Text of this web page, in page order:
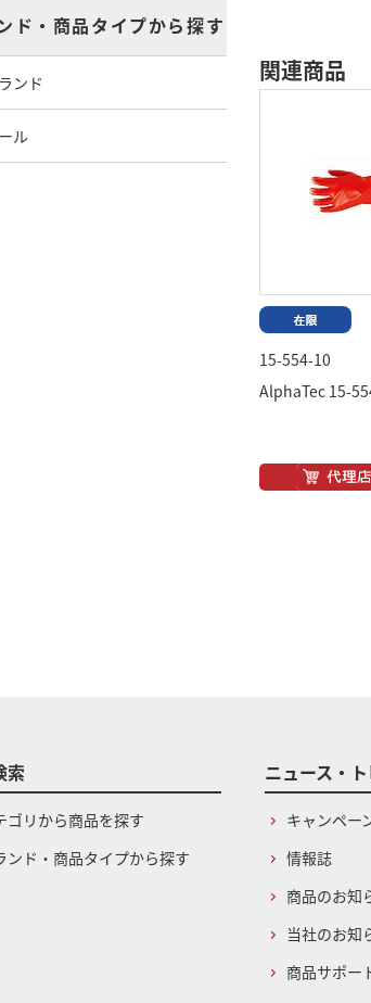
関連商品
15-554-10
AlphaTec 15-
ド・商品タイプから探す
ンド
ル
索
ゴリから商品を探す
ンド・商品タイプから探す
ニュース・
キャンペー
情報誌
商品のお知
当社のお知
商品サポー